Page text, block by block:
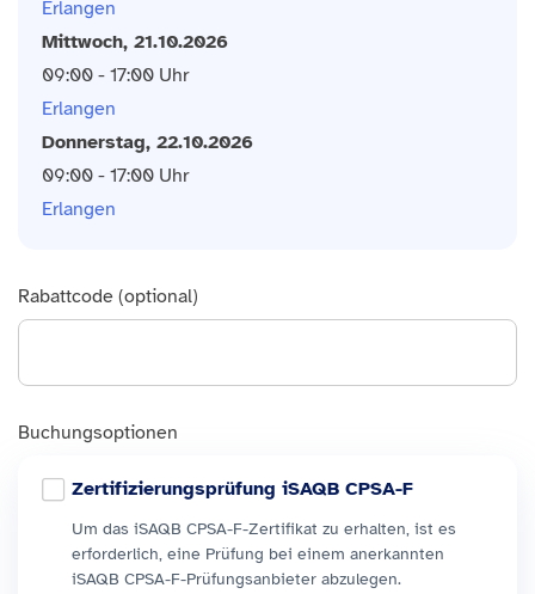
Erlangen
Mittwoch, 21.10.2026
09:00 - 17:00 Uhr
Erlangen
Donnerstag, 22.10.2026
09:00 - 17:00 Uhr
Erlangen
Rabattcode (optional)
Buchungsoptionen
Zertifizierungsprüfung iSAQB CPSA-F
Um das iSAQB CPSA-F-Zertifikat zu erhalten, ist es
erforderlich, eine Prüfung bei einem anerkannten
iSAQB CPSA-F-Prüfungsanbieter abzulegen.